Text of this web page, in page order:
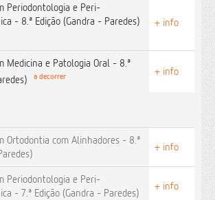
Periodontologia e Peri-
- 8.ª Edição (Gandra - Paredes)
+ info
Medicina e Patologia Oral - 8.ª
a decorrer + info
Ortodontia com Alinhadores - 8.ª
+ info
Periodontologia e Peri-
- 7.ª Edição (Gandra - Paredes)
+ info